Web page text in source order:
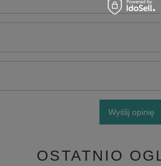
Wyślij opinię
OSTATNIO